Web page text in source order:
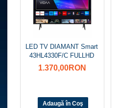
LED TV DIAMANT Smart
43HL4330F/C FULLHD
1.370,00RON